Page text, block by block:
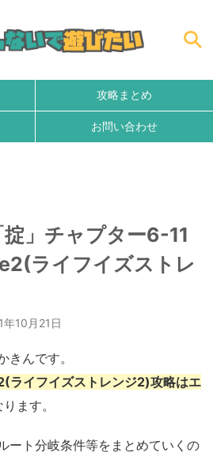
攻略まとめ
お問い合わせ
」チャプター6-11
ライフイズストレ
年10月21日
きんです。
イフイズストレンジ2)攻略はエ
ます。
ート分岐条件等をまとめていくの